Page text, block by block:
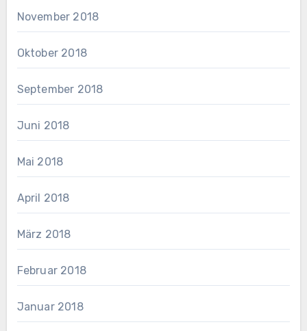
November 2018
Oktober 2018
September 2018
Juni 2018
Mai 2018
April 2018
März 2018
Februar 2018
Januar 2018